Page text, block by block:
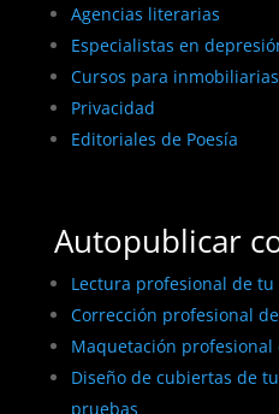
Agencias literarias
Especialistas en
Cursos para inmobiliarias
Privacidad
Editoriales de Poesía
Autopublicar
Lectura profesional de
Corrección profesional
Maquetación
Diseño de cubiertas de
pruebas